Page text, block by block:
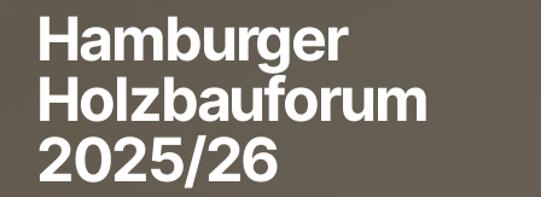
Hamburger
Holzbauforum
2025/26